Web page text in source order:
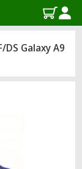
Galaxy A9